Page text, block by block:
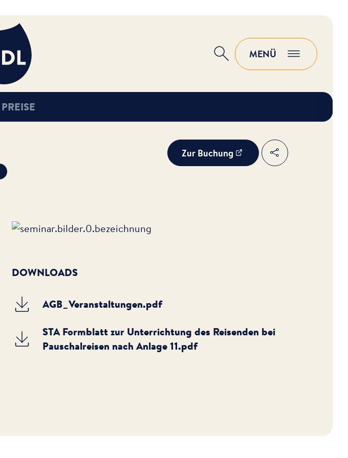
WDL
Suche MENÜ
PREISE
Zur Buchung Teilen
DOWNLOADS
AGB_Veranstaltungen.pdf
STA Formblatt zur Unterrichtung des Reisenden bei
Pauschalreisen nach Anlage 11.pdf